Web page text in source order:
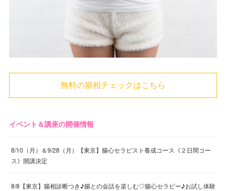
無料の腸相チェックはこちら
イベント＆講座の開催情報
8/10（月）＆9/28（月）【東京】腸心セラピスト養成コース《２日間コー
ス》開講決定
8/8【東京】腸相診断つき♪腸との会話を楽しむ♡腸心セラピー♪お試し体験